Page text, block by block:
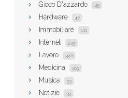
Gioco D'azzardo 45
Hardware 42
Immobiliare 101
Internet 245
Lavoro 342
Medicina 109
Musica 33
Notizie 33